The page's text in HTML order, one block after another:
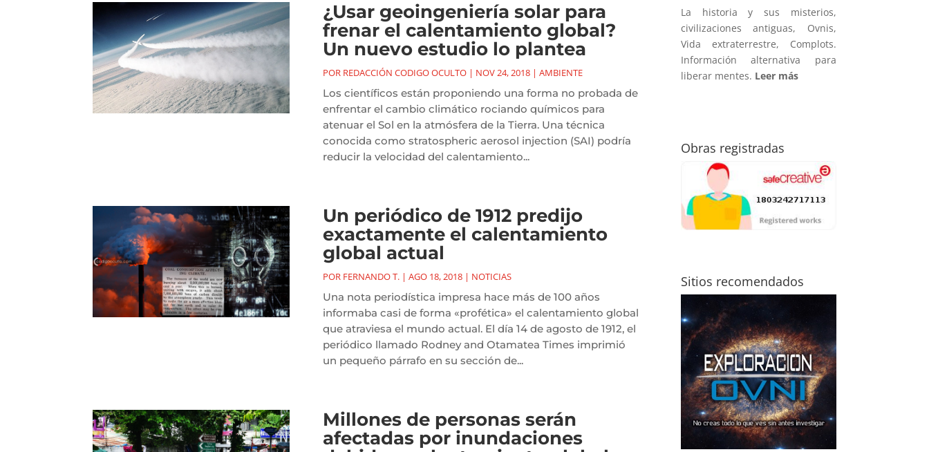
¿Usar geoingeniería solar para
frenar el calentamiento global?
Un nuevo estudio lo plantea
POR REDACCIÓN CODIGO OCULTO| NOV 24, 2018| AMBIENTE
Los científicos están proponiendo una forma no probada de
enfrentar el cambio climático rociando químicos para
atenuar el Sol en la atmósfera de la Tierra. Una técnica
conocida como stratospheric aerosol injection (SAI) podría
reducir la velocidad del calentamiento...
Un periódico de 1912 predijo
exactamente el calentamiento
global actual
POR FERNANDO T.| AGO 18, 2018| NOTICIAS
Una nota periodística impresa hace más de 100 años
informaba casi de forma «profética» el calentamiento global
que atraviesa el mundo actual. El día 14 de agosto de 1912, el
periódico llamado Rodney and Otamatea Times imprimió
un pequeño párrafo en su sección de...
Millones de personas serán
afectadas por inundaciones
La historia y sus misterios,
civilizaciones antiguas, Ovnis,
Vida extraterrestre, Complots.
Información alternativa para
liberar mentes. Leer más
Obras registradas
Sitios recomendados